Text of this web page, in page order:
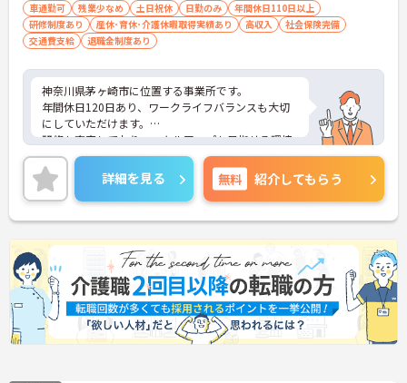
車通勤可 残業少なめ 土日祝休 日勤のみ
年間休日110日以上
研修制度あり
産休･育休･介護休暇取得実績あり 高収入
社会保険完備
交通費支給
退職金制度あり
神奈川県茅ヶ崎市に位置する事業所です。
年間休日120日あり、ワークライフバランスも大切
にしていただけます。
研修も充実しており、スキルアップも目指せる環境
です。
ご興味のある方は是非お気軽にお問い合わせくださ
い。
詳細を見る 無料 紹介してもらう